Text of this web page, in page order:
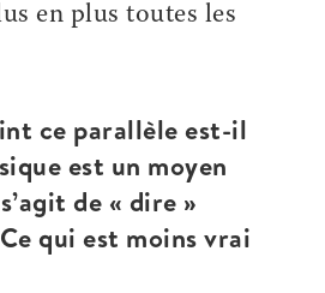
en plus toutes les
ce parallèle est-il
est un moyen
de « dire »
qui est moins vrai